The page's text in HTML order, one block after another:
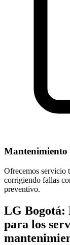
Ofrecemos servicio
corrigiendo fallas
preventivo.
LG Bogotá:
para los